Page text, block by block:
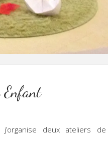
Enfant
deux ateliers de